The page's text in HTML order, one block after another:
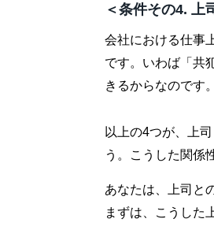
＜条件その4. 上
会社における仕事
です。いわば「共
きるからなのです。
以上の4つが、上
う。こうした関係
あなたは、上司と
まずは、こうした